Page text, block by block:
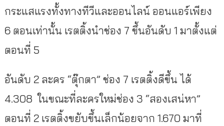
กระแสแรงทั้งทางทีวีและออนไลน์ ออนแอร์เพียง
6 ตอนเท่านั้น เรตติ้งนำช่อง 7 ขึ้นอันดับ 1 มาตั้งแต่
ตอนที่ 5
อันดับ 2 ละคร “ตุ๊กตา” ช่อง 7 เรตติ้งดีขึ้น ได้
4.308 ในขณะที่ละครใหม่ช่อง 3 “สองเสน่หา”
ตอนที่ 2 เรตติ้งขยับขึ้นเล็กน้อยจาก 1.670 มาที่